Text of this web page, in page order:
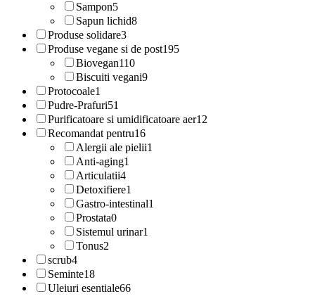
Sampon5
Sapun lichid8
Produse solidare3
Produse vegane si de post195
Biovegan110
Biscuiti vegani9
Protocoale1
Pudre-Prafuri51
Purificatoare si umidificatoare aer12
Recomandat pentru16
Alergii ale pielii1
Anti-aging1
Articulatii4
Detoxifiere1
Gastro-intestinal1
Prostata0
Sistemul urinar1
Tonus2
scrub4
Seminte18
Uleiuri esentiale66